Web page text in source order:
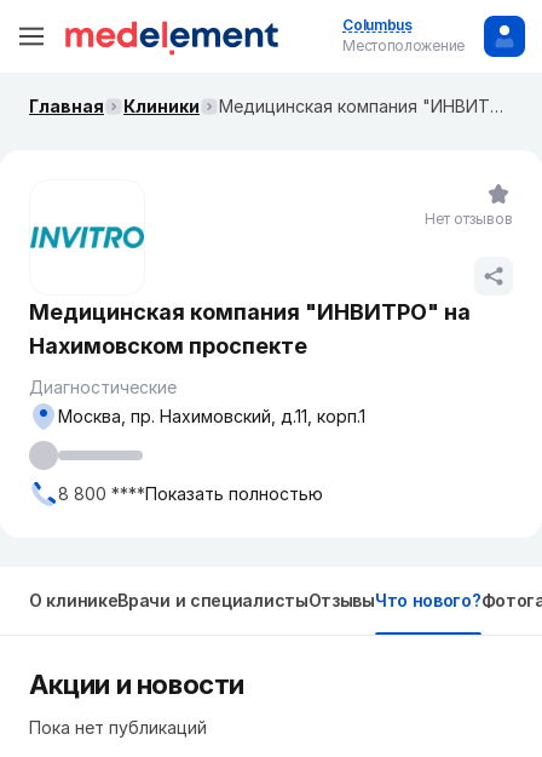
Columbus
Местоположение
Главная Клиники Медицинская компания "ИНВИТРО" на ​Нахимовском проспекте
Медицинская компания "ИНВИТРО" на ​
Нахимовском проспекте
Диагностические
Москва, пр. ​Нахимовский, д.11, корп.1
8 800 ****Показать полностью
Нет отзывов
О клиникеВрачи и специалистыОтзывыЧто нового?
Акции и новости
Пока нет публикаций